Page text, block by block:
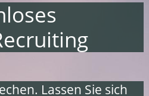
Lassen Sie sich